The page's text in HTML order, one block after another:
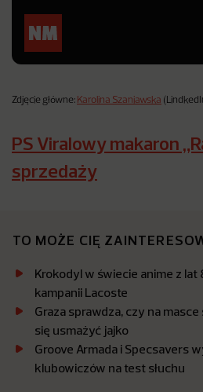
Zdjęcie główne: Karolina Szaniawska
PS Viralowy makaron
sprzedaży
TO MOŻE CIĘ
Krokodyl w świecie anime z lat
kampanii Lacoste
Graza sprawdza, czy na
się usmażyć jajko
Groove Armada i Specsavers
klubowiczów na test słuchu